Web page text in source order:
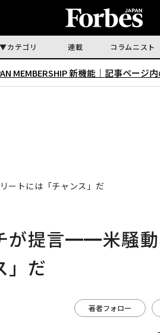
カテゴリ 連載 コラムニスト
MEMBERSHIP 新機能｜ 記事ページ
ートには「チャンス」だ
が提言━━米騒
」だ
著者フォロー